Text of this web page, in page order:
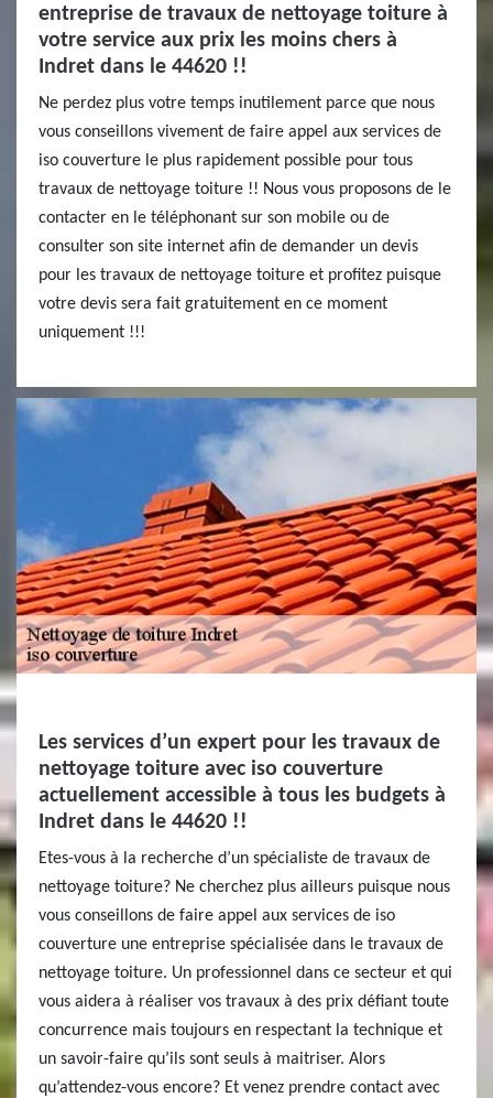
entreprise de travaux de nettoyage toiture à
votre service aux prix les moins chers à
Indret dans le 44620 !!
Ne perdez plus votre temps inutilement parce que nous
vous conseillons vivement de faire appel aux services de
iso couverture le plus rapidement possible pour tous
travaux de nettoyage toiture !! Nous vous proposons de le
contacter en le téléphonant sur son mobile ou de
consulter son site internet afin de demander un devis
pour les travaux de nettoyage toiture et profitez puisque
votre devis sera fait gratuitement en ce moment
uniquement !!!
Les services d’un expert pour les travaux de
nettoyage toiture avec iso couverture
actuellement accessible à tous les budgets à
Indret dans le 44620 !!
Etes-vous à la recherche d’un spécialiste de travaux de
nettoyage toiture? Ne cherchez plus ailleurs puisque nous
vous conseillons de faire appel aux services de iso
couverture une entreprise spécialisée dans le travaux de
nettoyage toiture. Un professionnel dans ce secteur et qui
vous aidera à réaliser vos travaux à des prix défiant toute
concurrence mais toujours en respectant la technique et
un savoir-faire qu’ils sont seuls à maitriser. Alors
qu’attendez-vous encore? Et venez prendre contact avec